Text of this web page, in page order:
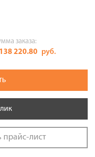
заказа:
220.80 руб.
прайс-лист